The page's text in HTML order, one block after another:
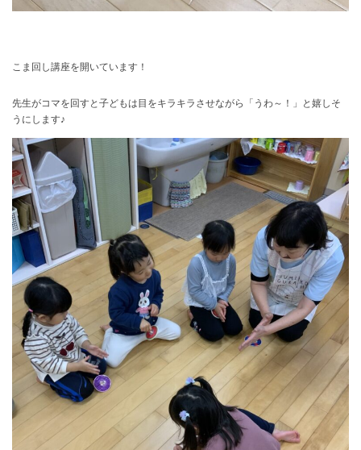
こま回し講座を開いています！
先生がコマを回すと子どもは目をキラキラさせながら「うわ～！」と嬉しそ
うにします♪